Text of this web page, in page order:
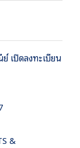
เปิดลงทะเบียน
&